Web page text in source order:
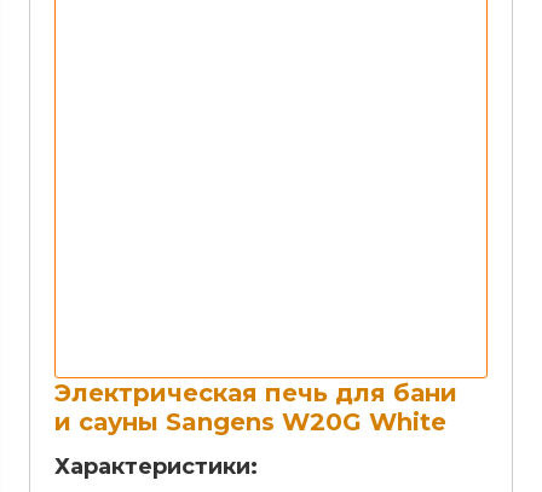
Электрическая печь для бани
и сауны Sangens W20G White
Характеристики: